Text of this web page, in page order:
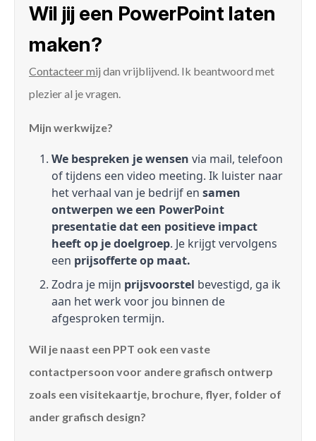
Wil jij een PowerPoint laten
maken?
Contacteer mij dan vrijblijvend. Ik beantwoord met
plezier al je vragen.
Mijn werkwijze?
We bespreken je wensen via mail, telefoon
of tijdens een video meeting. Ik luister naar
het verhaal van je bedrijf en samen
ontwerpen we een PowerPoint
presentatie dat een positieve impact
heeft op je doelgroep. Je krijgt vervolgens
een prijsofferte op maat.
Zodra je mijn prijsvoorstel bevestigd, ga ik
aan het werk voor jou binnen de
afgesproken termijn.
Wil je naast een PPT ook een vaste
contactpersoon voor andere grafisch ontwerp
zoals een visitekaartje, brochure, flyer, folder of
ander grafisch design?